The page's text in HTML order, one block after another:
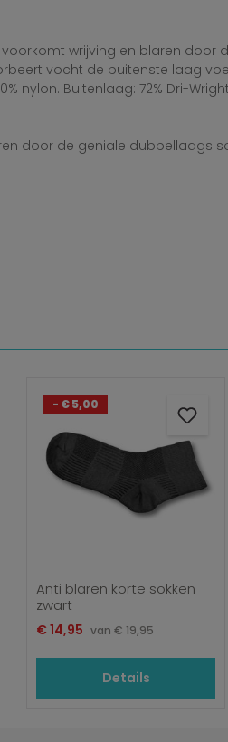
wrijving en blaren
vocht de buitenste laag
nylon. Buitenlaag: 72% Dri-
door de geniale dubbellaags
- € 5,00
Anti blaren korte sokken
zwart
Verkoopprijs:
€ 14,95 vanNormale prijs:
€ 19,95
Details